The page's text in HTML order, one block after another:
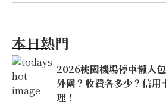
本日熱門
2026桃園機場停車懶人
外圍？收費各多少？信用
理！